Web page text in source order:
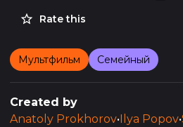
Rate this
Мультфильм Семейный
Created by
Anatoly Prokhorov• Ilya Popov•